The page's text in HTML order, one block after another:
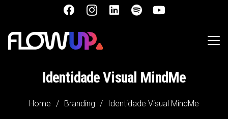
Identidade Visual MindMe
Home / Branding / Identidade Visual MindMe